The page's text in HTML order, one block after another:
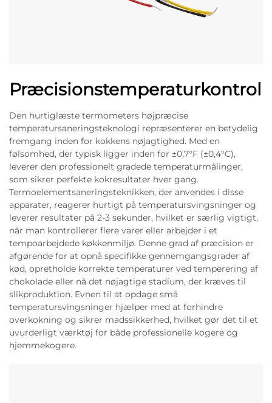
Præcisionstemperaturkontrol
Den hurtiglæste termometers højpræcise
temperatursaneringsteknologi repræsenterer en betydelig
fremgang inden for kokkens nøjagtighed. Med en
følsomhed, der typisk ligger inden for ±0,7°F (±0,4°C),
leverer den professionelt gradede temperaturmålinger,
som sikrer perfekte kokresultater hver gang.
Termoelementsaneringsteknikken, der anvendes i disse
apparater, reagerer hurtigt på temperatursvingsninger og
leverer resultater på 2-3 sekunder, hvilket er særlig vigtigt,
når man kontrollerer flere varer eller arbejder i et
tempoarbejdede køkkenmiljø. Denne grad af præcision er
afgørende for at opnå specifikke gennemgangsgrader af
kød, opretholde korrekte temperaturer ved temperering af
chokolade eller nå det nøjagtige stadium, der kræves til
slikproduktion. Evnen til at opdage små
temperatursvingsninger hjælper med at forhindre
overkokning og sikrer madssikkerhed, hvilket gør det til et
uvurderligt værktøj for både professionelle kogere og
hjemmekogere.